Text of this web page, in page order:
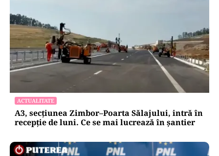
ACTUALITATE
A3, secțiunea Zimbor–Poarta Sălajului, intră în
recepție de luni. Ce se mai lucrează în șantier